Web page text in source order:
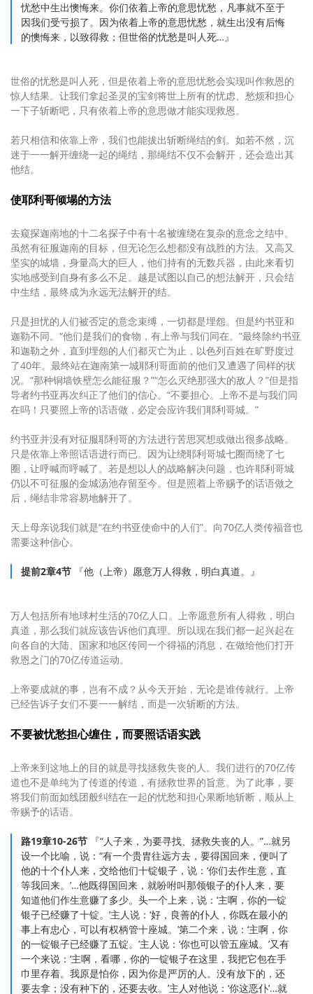
忧愁中生出懊悔来。你们依着上帝的意思忧愁，凡事就不至于
因我们受亏损了。因为依着上帝的意思忧愁，就生出没有后悔
的懊悔来，以致得救；但世俗的忧愁是叫人死…』
世俗的忧愁是叫人死，但是依着上帝的意思忧愁会实现叫作救恩的
惊人结果。让我们拿起圣灵的宝剑将世上所有的忧虑、愁烦和担心
一下子斩断吧，只有依着上帝的意思做才能实现救恩。
若只相信和依靠上帝，我们也能拔出斩断绳结的剑。如若不然，沉
迷于一一解开缠绕一起的绳结，那绳结不仅不会解开，还会造出其
他结。
使耶利哥倾塌的方法
去窥探迦南地的十二名探子中有十名被缠绕在复杂的意念之结中。
虽然有征服迦南的目标，但无论怎么想都没有战胜的方法。又高又
坚实的城墙，身量高大的巨人，他们持有的无数兵器，由此来看切
实地感受到自身有多么不足。越是试图以自己的想法解开，只会结
中生结，最终成为永远无法解开的结。
只是担忧的人们被否定的意念束缚，一切都是埋怨。但是约书亚和
迦勒不同。“他们是我们的食物，有上帝与我们同在。”最终除约书亚
和迦勒之外，直到埋怨的人们都灭亡为止，以色列百姓在旷野度过
了40年。最终站在迦南第一城耶利哥面前的他们又遭遇了同样的状
况。“那种铜墙铁壁怎么能征服？”“怎么灭绝那强大的敌人？”但是指
导者约书亚再次纠正了他们的信心。“不要担心。上帝不是与我们同
在吗！只要照上帝的话语做，必定会应许我们耶利哥城。”
约书亚并没有对征服耶利哥的方法进行苦思冥想或做出很多战略。
只是依靠上帝照话语进行而已。因为让绕耶利哥城七圈而绕了七
圈，让呼喊而呼喊了。若是想以人的战略解决问题，也许耶利哥城
仍以不可征服的金城汤池存留至今。但是照着上帝赐予的话语做之
后，绳结非常容易地解开了。
天上母亲说我们就是“在约书亚使命中的人们”。向70亿人类传福音也
需要这种信心。
提前2章4节 『他（上帝）愿意万人得救，明白真道。』
万人包括所有地球村生活的70亿人口。上帝愿意所有人得救，明白
真道，那么我们就应该告诉他们真理。所以现在我们都一起兴起在
向各自的大陆、国家和地区传同一个得福的消息，在做给他们打开
救恩之门的70亿传道运动。
上帝要成就的事，岂有不成？从今天开始，无论是谁传就行。上帝
已经告诉子女们不要一一解结，而是一次斩断的方法。
不要被忧愁担心缠住，而要照话语实践
上帝来到这地上的目的就是寻找拯救失丧的人。我们进行的70亿传
道也不是单纯为了传道的传道，有拯救世界的旨意。为了此事，要
将我们前面如线团般纠结在一起的忧愁和担心果断地斩断，顺从上
帝赐予的话语。
路19章10-26节 『“人子来，为要寻找、拯救失丧的人。”…就另
设一个比喻，说：“有一个贵胄往远方去，要得国回来，便叫了
他的十个仆人来，交给他们十锭银子，说：‘你们去作生意，直
等我回来。’…他既得国回来，就吩咐叫那领银子的仆人来，要
知道他们作生意赚了多少。头一个上来，说：‘主啊，你的一锭
银子已经赚了十锭。’主人说：‘好，良善的仆人，你既在最小的
事上有忠心，可以有权柄管十座城。’第二个来，说：‘主啊，你
的一锭银子已经赚了五锭。’主人说：‘你也可以管五座城。’又有
一个来说：‘主啊，看哪，你的一锭银子在这里，我把它包在手
巾里存着。我原是怕你，因为你是严厉的人。没有放下的，还
要去拿；没有种下的，还要去收。’主人对他说：‘你这恶仆’…就